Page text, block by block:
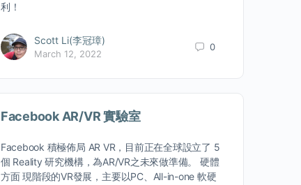
利！
Scott Li(李冠璋)
March 12, 2022
0
Facebook AR/VR 實驗室
Facebook 積極佈局 AR VR，目前正在全球設立了 5
個 Reality 研究機構，為AR/VR之未來做準備。 硬體
方面 現階段的VR發展，主要以PC、All-in-one 軟硬